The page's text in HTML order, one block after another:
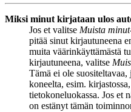
Miksi minut kirjataan ulos
Jos et valitse Muista minut
pitää sinut kirjautuneena
muita väärinkäyttämästä
kirjautuneena, valitse
Tämä ei ole
koneelta, esim.
tietokoneluokassa. Jos et
on estänyt tämän